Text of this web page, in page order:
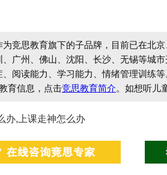
竞思教育旗下的子品牌，目前已在北
广州、佛山、沈阳、长沙、无锡等城
阅读能力、学习能力、情绪管理训练
育信息，点击竞思教育简介。如想听儿
办,上课走神怎么办